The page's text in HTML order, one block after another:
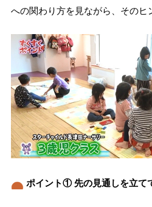
への関わり方を見ながら、そのヒ
ポイント① 先の見通しを立て